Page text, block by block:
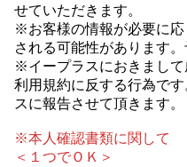
せていただきます。
※お客様の情報が必要に
される可能性があります。
※イープラスにおきまし
利用規約に反する行為で
スに報告させて頂きます。
※本人確認書類に関して
＜１つでＯＫ＞